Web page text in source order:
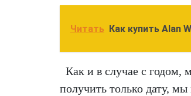
Читать Как купить Alan
Как и в случае с годом,
получить только дату,